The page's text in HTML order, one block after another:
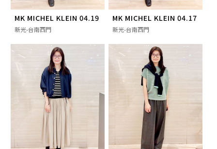
MK MICHEL KLEIN 04.19
新光-台南西門
MK MICHEL KLEIN 04.17
新光-台南西門